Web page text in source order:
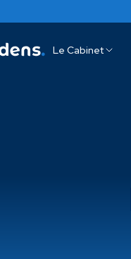
Le Cabinet